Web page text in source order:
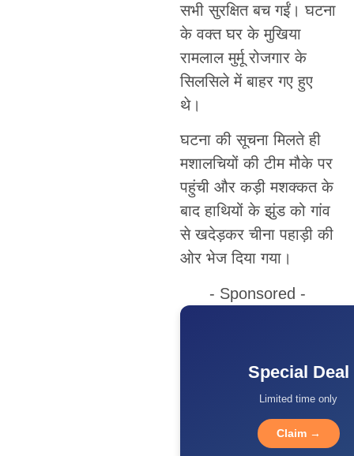
सभी सुरक्षित बच गईं। घटना
के वक्त घर के मुखिया
रामलाल मुर्मू रोजगार के
सिलसिले में बाहर गए हुए
थे।
घटना की सूचना मिलते ही
मशालचियों की टीम मौके पर
पहुंची और कड़ी मशक्कत के
बाद हाथियों के झुंड को गांव
से खदेड़कर चीना पहाड़ी की
ओर भेज दिया गया।
- Sponsored -
Special Deal
Limited time only
Claim →